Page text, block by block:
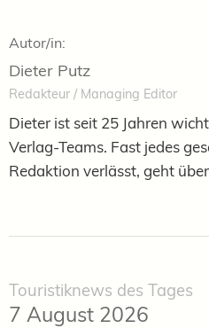
Autor/in:
Dieter Putz
Redakteur / Managing Editor
Dieter ist seit 25 Jahren
Verlag-Teams. Fast jedes
Redaktion verlässt, geht
Touristiknews des Tages
7 August 2026